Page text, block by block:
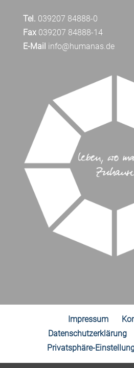
Tel. 039207 84888-0
Fax039207 84888-14
E-Mail info@humanas.de
Impressum
Datenschutzerklärung
Privatsphäre-